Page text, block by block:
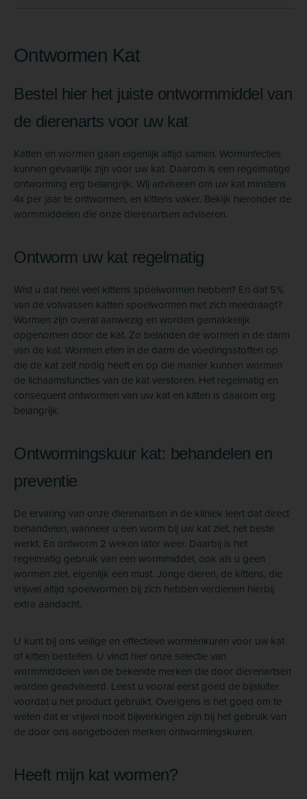
Ontwormen Kat
Bestel hier het juiste ontwormmiddel van
de dierenarts voor uw kat
Katten en wormen gaan eigenlijk altijd samen. Worminfecties
kunnen gevaarlijk zijn voor uw kat. Daarom is een regelmatige
ontworming erg belangrijk. Wij adviseren om uw kat minstens
4x per jaar te ontwormen, en kittens vaker. Bekijk hieronder de
wormmiddelen die onze dierenartsen adviseren.
Ontworm uw kat regelmatig
Wist u dat heel veel kittens spoelwormen hebben? En dat 5%
van de volwassen katten spoelwormen met zich meedraagt?
Wormen zijn overal aanwezig en worden gemakkelijk
opgenomen door de kat. Zo belanden de wormen in de darm
van de kat. Wormen eten in de darm de voedingsstoffen op
die de kat zelf nodig heeft en op die manier kunnen wormen
de lichaamsfuncties van de kat verstoren. Het regelmatig en
consequent ontwormen van uw kat en kitten is daarom erg
belangrijk.
Ontwormingskuur kat: behandelen en
preventie
De ervaring van onze dierenartsen in de kliniek leert dat direct
behandelen, wanneer u een worm bij uw kat ziet, het beste
werkt. En ontworm 2 weken later weer. Daarbij is het
regelmatig gebruik van een wormmiddel, ook als u geen
wormen ziet, eigenlijk een must. Jonge dieren, de kittens, die
vrijwel altijd spoelwormen bij zich hebben verdienen hierbij
extra aandacht.
U kunt bij ons veilige en effectieve wormenkuren voor uw kat
of kitten bestellen. U vindt hier onze selectie van
wormmiddelen van de bekende merken die door dierenartsen
worden geadviseerd. Leest u vooral eerst goed de bijsluiter
voordat u het product gebruikt. Overigens is het goed om te
weten dat er vrijwel nooit bijwerkingen zijn bij het gebruik van
de door ons aangeboden merken ontwormingskuren.
Heeft mijn kat wormen?